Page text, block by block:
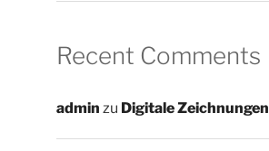
Recent Comments
admin zu Digitale Zeichnungen